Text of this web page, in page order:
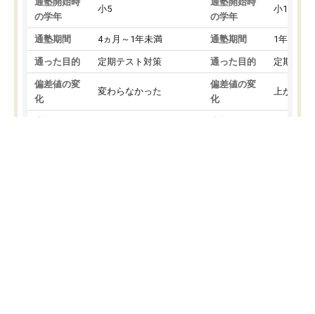
の学年
小5
通塾期間 4ヵ月～1年未満
通った目的 定期テスト対策
偏差値の変
化
変わらなかった
の学年
小1
通塾期間 1年以上
通った目的 定期テス
偏差値の変
化
上がった